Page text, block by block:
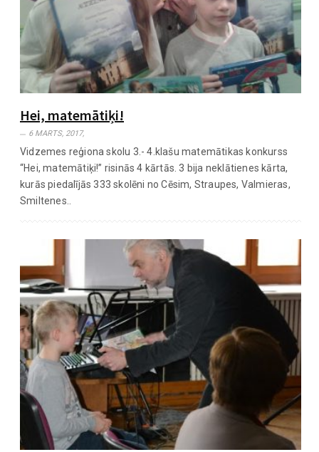
Hei, matemātiķi!
6 MARTS, 2017,
Vidzemes reģiona skolu 3.- 4.klašu matemātikas konkurss
“Hei, matemātiķi!” risinās 4 kārtās. 3 bija neklātienes kārta,
kurās piedalījās 333 skolēni no Cēsim, Straupes, Valmieras,
Smiltenes..